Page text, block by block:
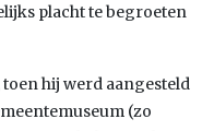
placht te begroeten
hij werd aangesteld
(zo